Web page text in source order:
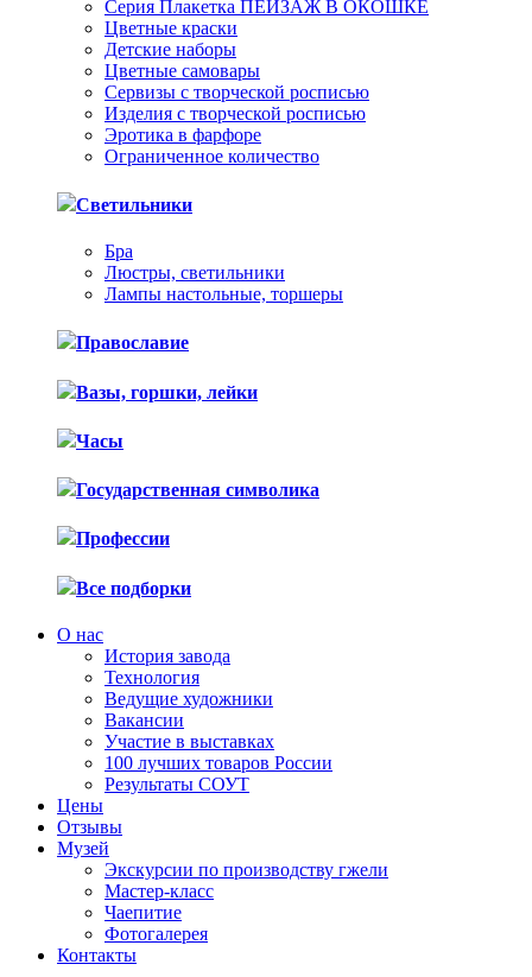
Серия Плакетка ПЕЙЗАЖ В ОКОШКЕ
Цветные краски
Детские наборы
Цветные самовары
Сервизы с творческой росписью
Изделия с творческой росписью
Эротика в фарфоре
Ограниченное количество
Светильники
Бра
Люстры, светильники
Лампы настольные, торшеры
Православие
Вазы, горшки, лейки
Часы
Государственная символика
Профессии
Все подборки
О нас
История завода
Технология
Ведущие художники
Вакансии
Участие в выставках
100 лучших товаров России
Результаты СОУТ
Цены
Отзывы
Музей
Экскурсии по производству гжели
Мастер-класс
Чаепитие
Фотогалерея
Контакты